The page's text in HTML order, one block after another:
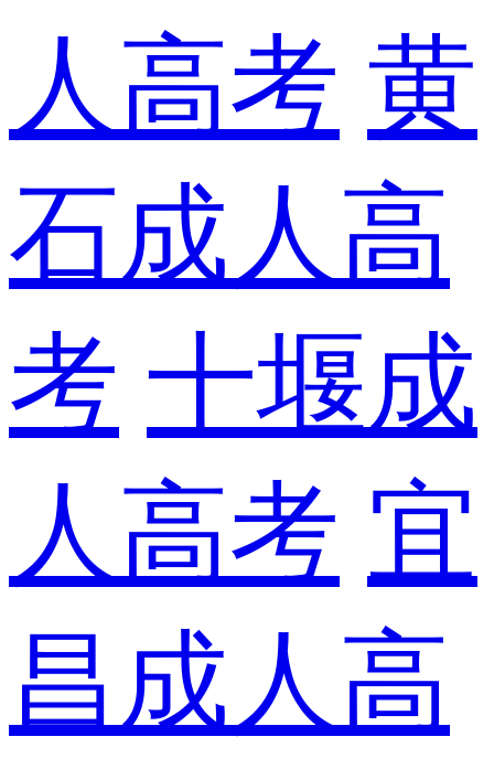
人高考 黄
石成人高
考 十堰成
人高考 宜
昌成人高